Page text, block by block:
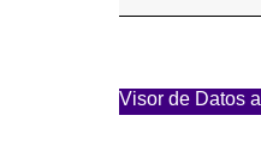
Visor de Datos